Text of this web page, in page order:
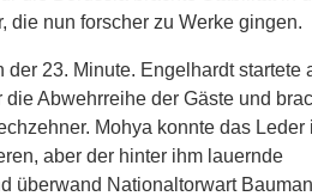
die nun forscher zu Werke gingen.
der 23. Minute. Engelhardt startete
Abwehrreihe der Gäste und
Mohya konnte das Leder
aber der hinter ihm lauernde
überwand Nationaltorwart